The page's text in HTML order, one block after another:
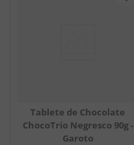
Tablete de Chocolate
ChocoTrio Negresco 90g -
Garoto